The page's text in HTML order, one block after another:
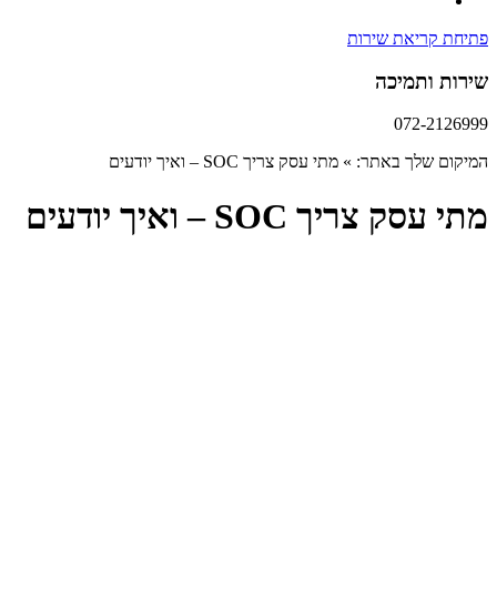
פתיחת קריאת שירות
שירות ותמיכה
072-2126999
המיקום שלך באתר: » מתי עסק צריך SOC – ואיך יודעים
מתי עסק צריך SOC – ואיך יודעים